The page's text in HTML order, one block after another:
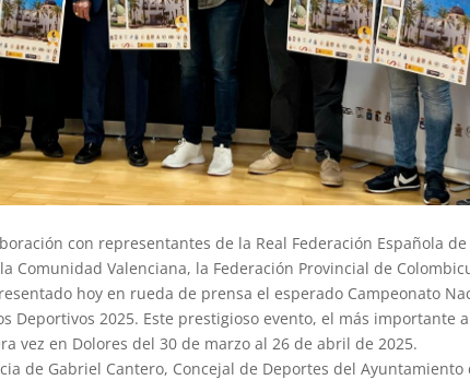
con representantes de la Real Federación Española
Comunidad Valenciana, la Federación Provincial de
hoy en rueda de prensa el esperado Campeonato
Deportivos 2025. Este prestigioso evento, el más importante
vez en Dolores del 30 de marzo al 26 de abril de 2025.
de Gabriel Cantero, Concejal de Deportes del Ayuntamiento